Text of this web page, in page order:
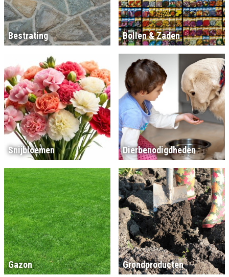
Bestrating Bollen & Zaden
Snijbloemen Dierbenodigdheden
Gazon Grondproducten